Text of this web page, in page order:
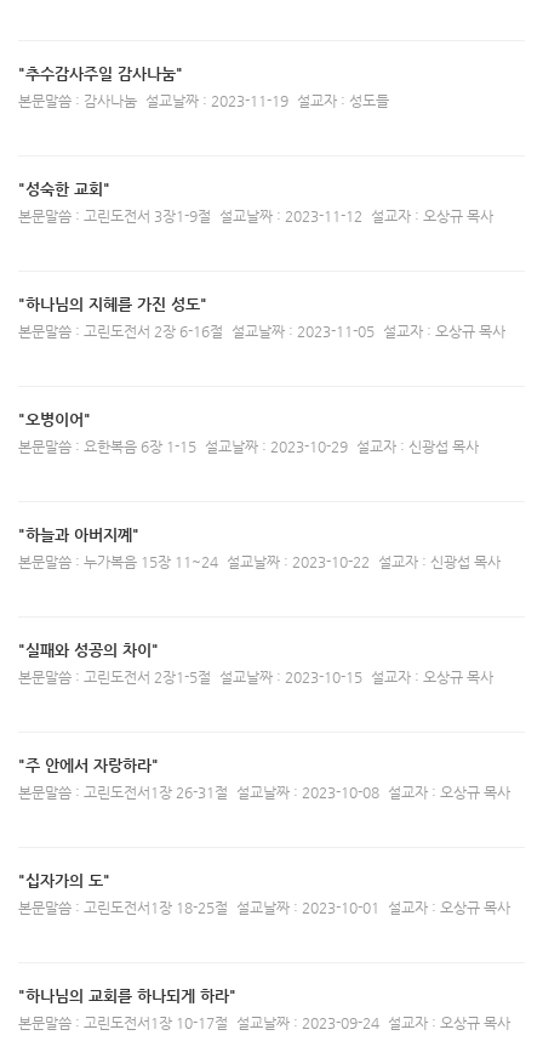
"추수감사주일 감사나눔"
본문말씀 : 감사나눔 설교날짜 : 2023-11-19 설교자 : 성도들
"성숙한 교회"
본문말씀 : 고린도전서 3장1-9절 설교날짜 : 2023-11-12 설교자 : 오상규 목사
"하나님의 지혜를 가진 성도"
본문말씀 : 고린도전서 2장 6-16절 설교날짜 : 2023-11-05 설교자 : 오상규 목사
"오병이어"
본문말씀 : 요한복음 6장 1-15 설교날짜 : 2023-10-29 설교자 : 신광섭 목사
"하늘과 아버지꼐"
본문말씀 : 누가복음 15장 11~24 설교날짜 : 2023-10-22 설교자 : 신광섭 목사
"실패와 성공의 차이"
본문말씀 : 고린도전서 2장1-5절 설교날짜 : 2023-10-15 설교자 : 오상규 목사
"주 안에서 자랑하라"
본문말씀 : 고린도전서1장 26-31절 설교날짜 : 2023-10-08 설교자 : 오상규 목사
"십자가의 도"
본문말씀 : 고린도전서1장 18-25절 설교날짜 : 2023-10-01 설교자 : 오상규 목사
"하나님의 교회를 하나되게 하라"
본문말씀 : 고린도전서1장 10-17절 설교날짜 : 2023-09-24 설교자 : 오상규 목사